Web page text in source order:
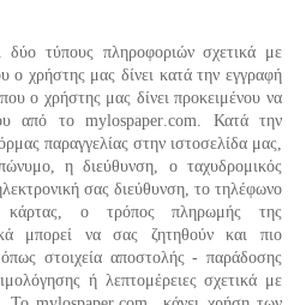
δύο τύπους πληροφοριών σχετικά με
ο χρήστης μας δίνει κατά την εγγραφή
ο χρήστης μας δίνει προκειμένου να
από το mylospaper.com. Κατά την
παραγγελίας στην ιστοσελίδα μας,
η διεύθυνση, ο ταχυδρομικός
σας διεύθυνση, το τηλέφωνο
κάρτας, ο τρόπος πληρωμής της
μπορεί να σας ζητηθούν και πιο
στοιχεία αποστολής - παράδοσης
ή λεπτομέρειες σχετικά με